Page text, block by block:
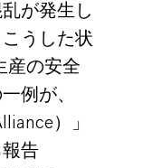
が発生し
うした状
産の安全
例が、
）」
告